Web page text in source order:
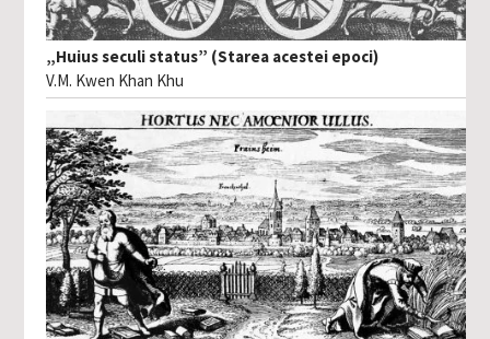
„Huius seculi status” (Starea acestei epoci)
V.M. Kwen Khan Khu